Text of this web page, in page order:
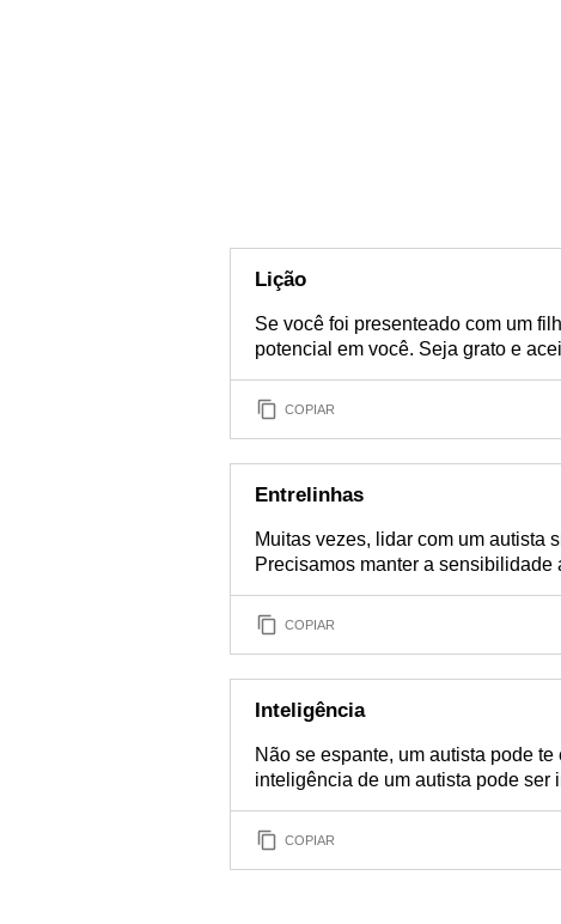
Lição
Se você foi presenteado com um
potencial em você. Seja grato e
COPIAR
Entrelinhas
Muitas vezes, lidar com um autista
Precisamos manter a
COPIAR
Inteligência
Não se espante, um autista pode
inteligência de um autista pode ser
COPIAR